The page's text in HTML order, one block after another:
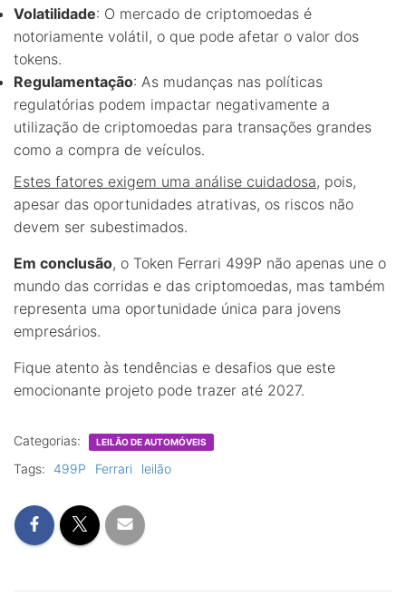
Volatilidade: O mercado de criptomoedas é
notoriamente volátil, o que pode afetar o valor dos
tokens.
Regulamentação: As mudanças nas políticas
regulatórias podem impactar negativamente a
utilização de criptomoedas para transações grandes
como a compra de veículos.
Estes fatores exigem uma análise cuidadosa, pois,
apesar das oportunidades atrativas, os riscos não
devem ser subestimados.
Em conclusão, o Token Ferrari 499P não apenas une o
mundo das corridas e das criptomoedas, mas também
representa uma oportunidade única para jovens
empresários.
Fique atento às tendências e desafios que este
emocionante projeto pode trazer até 2027.
Categorias: LEILÃO DE AUTOMÓVEIS
Tags: 499P Ferrari leilão